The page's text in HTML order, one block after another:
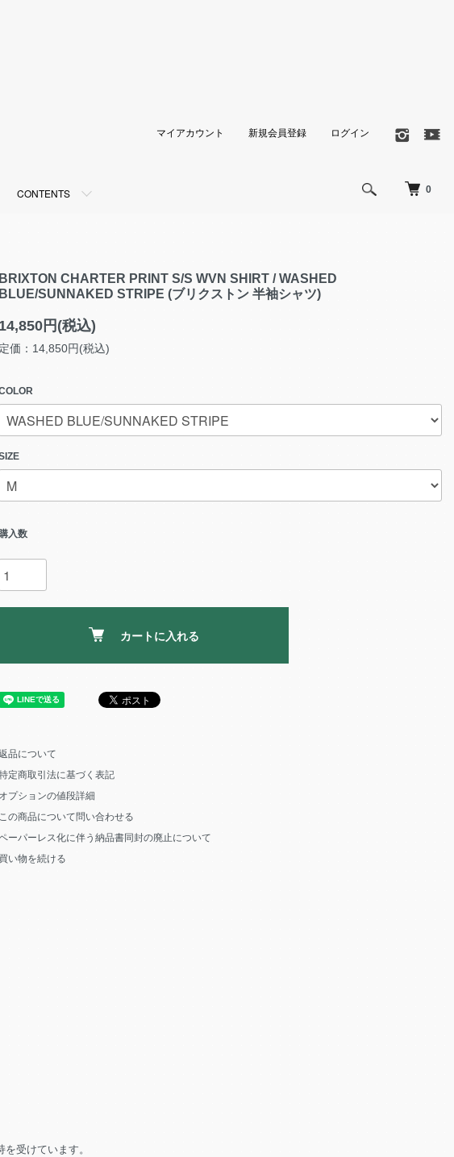
0
CONTENTS
マイアカウント 新規会員登録 ログイン
BRIXTON CHARTER PRINT S/S WVN SHIRT / WASHED
BLUE/SUNNAKED STRIPE (ブリクストン 半袖シャツ)
14,850円(税込)
定価：14,850円(税込)
入数
カートに入れる
品について
定商取引法に基づく表記
オプションの値段詳細
この商品について問い合わせる
ーパーレス化に伴う納品書同封の廃止について
買い物を続ける
受けています。